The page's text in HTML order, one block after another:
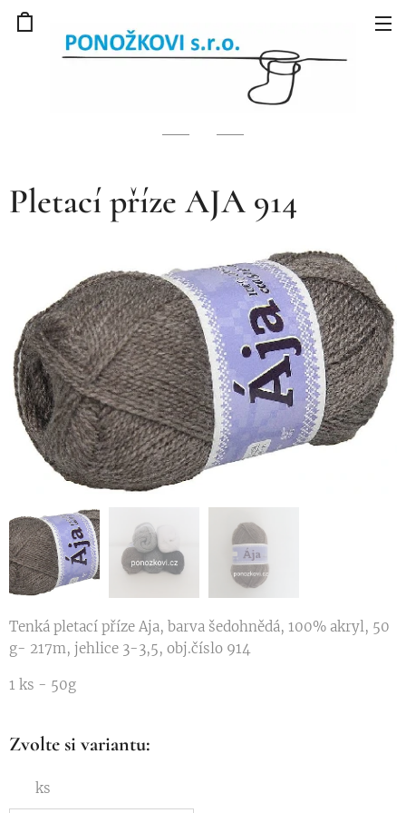
Pletací příze AJA 914
Tenká pletací příze Aja, barva šedohnědá, 100% akryl, 50
g- 217m, jehlice 3-3,5, obj.číslo 914
1 ks - 50g
Zvolte si variantu:
ks